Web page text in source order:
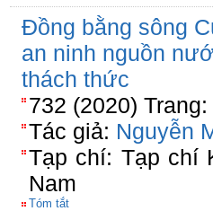
Đồng bằng sông
an ninh nguồn
thách thức
732 (2020)
Tác giả: Nguyễn
Tạp chí: Tạp chí
Nam
Tóm tắt